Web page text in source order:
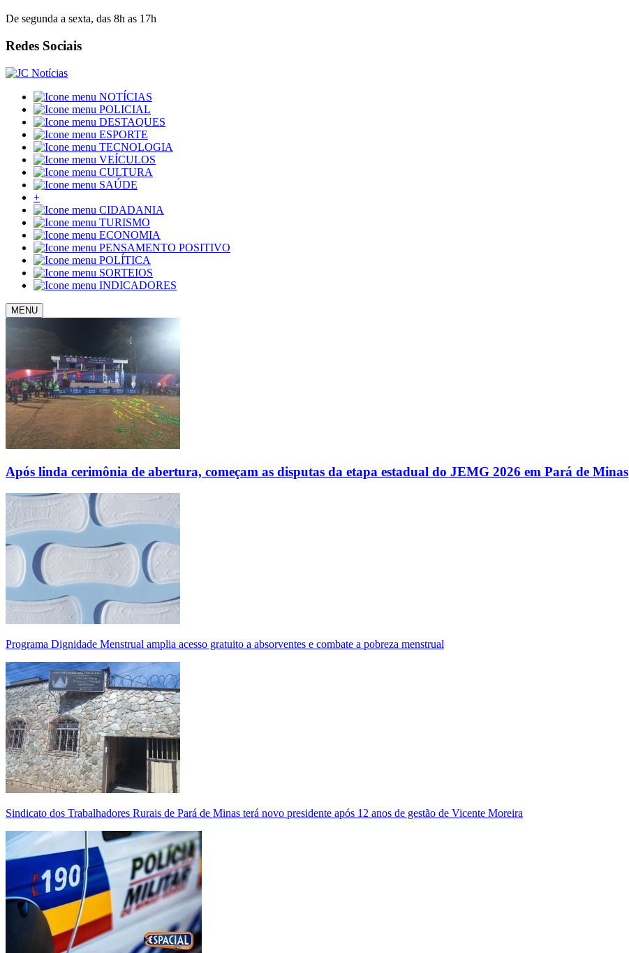
De segunda a sexta, das 8h as 17h
Redes Sociais
NOTÍCIAS
POLICIAL
DESTAQUES
ESPORTE
TECNOLOGIA
VEÍCULOS
CULTURA
SAÚDE
+
CIDADANIA
TURISMO
ECONOMIA
PENSAMENTO POSITIVO
POLÍTICA
SORTEIOS
INDICADORES
MENU
Após linda cerimônia de abertura, começam as disputas da etapa estadual do JEMG 2026 em Pará de Minas
Programa Dignidade Menstrual amplia acesso gratuito a absorventes e combate a pobreza menstrual
Sindicato dos Trabalhadores Rurais de Pará de Minas terá novo presidente após 12 anos de gestão de Vicente Moreira